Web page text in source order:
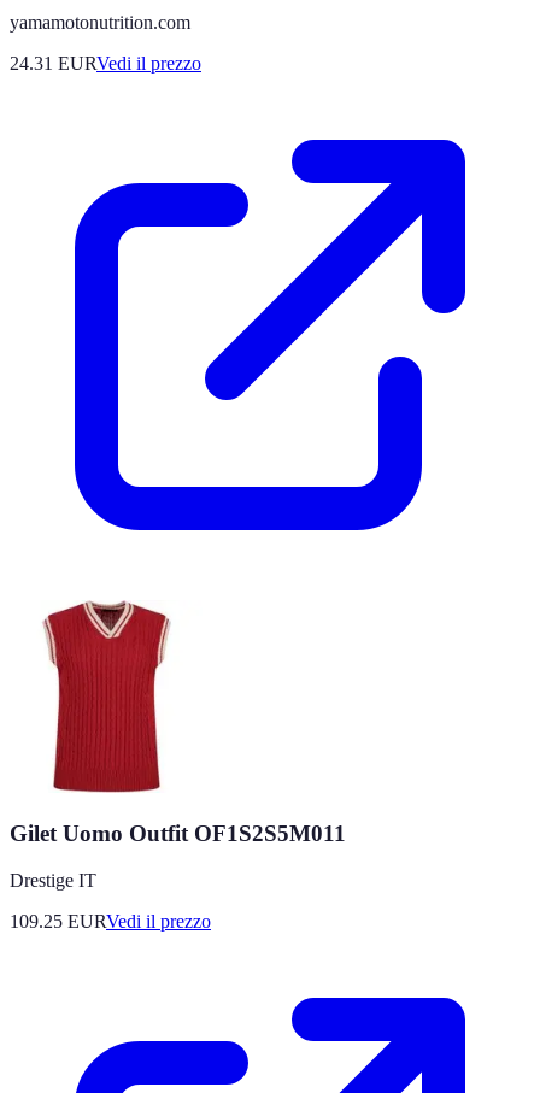
yamamotonutrition.com
24.31 EURVedi il prezzo
Gilet Uomo Outfit OF1S2S5M011
Drestige IT
109.25 EURVedi il prezzo